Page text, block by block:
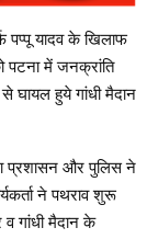
पप्पू यादव के खिलाफ
पटना में जनक्रांति
से घायल हुये गांधी मैदान
प्रशासन और पुलिस ने
ने पथराव शुरू
गांधी मैदान के